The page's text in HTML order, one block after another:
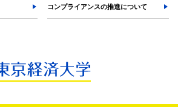
コンプライアンスの推進について